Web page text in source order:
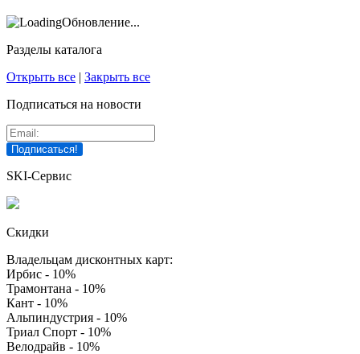
Обновление...
Разделы каталога
Открыть все | Закрыть все
Подписаться на новости
SKI-Сервис
Скидки
Владельцам дисконтных карт:
Ирбис - 10%
Трамонтана - 10%
Кант - 10%
Альпиндустрия - 10%
Триал Спорт - 10%
Велодрайв - 10%